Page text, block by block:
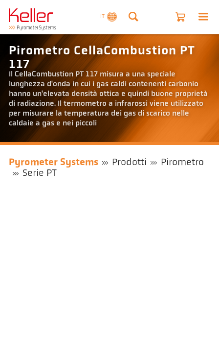
IT
Pirometro CellaCombustion PT
117
Il CellaCombustion PT 117 misura a una speciale
lunghezza d'onda in cui i gas caldi contenenti carbonio
hanno un'elevata densità ottica e quindi buone proprietà
di radiazione. Il termometro a infrarossi viene utilizzato
per misurare la temperatura dei gas di scarico nelle
caldaie a gas e nei piccoli
Pyrometer Systems Prodotti
Pirometro
Serie PT